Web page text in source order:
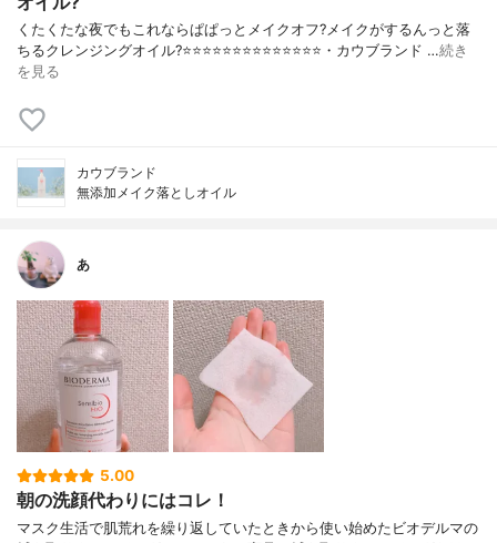
くたくたな夜でもこれならぱぱっとメイクオフ?メイクがするんっと落
ちるクレンジングオイル?⭐️⭐️⭐️⭐️⭐️⭐️⭐️⭐️⭐️⭐️⭐️⭐️⭐️⭐️・カウブランド …続き
を見る
カウブランド
無添加メイク落としオイル
あ
5.00
朝の洗顔代わりにはコレ！
マスク生活で肌荒れを繰り返していたときから使い始めたビオデルマの